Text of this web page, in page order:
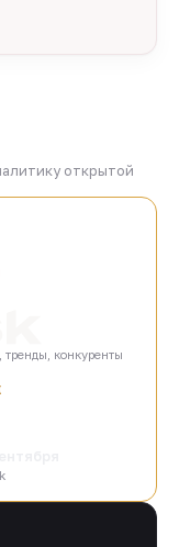
открытой
конкуренты